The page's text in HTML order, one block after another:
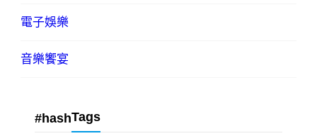
電子娛樂
音樂饗宴
#hashTags